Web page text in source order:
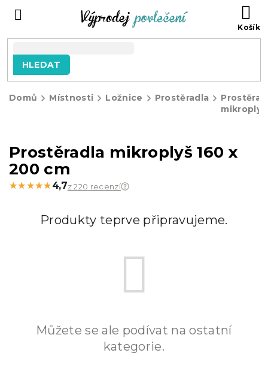
HLEDAT
Domů Místnosti Ložnice Prostěradla
mikroplyš
Prostěradla mikroplyš 160 x
200 cm
★★★★★
★★★★★ 4,7z 220 recenzí
Produkty teprve připravujeme.
Můžete se ale podívat na ostatní
kategorie.